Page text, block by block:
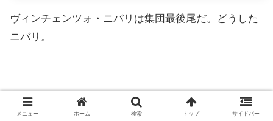
ヴィンチェンツォ・ニバリは集団最後尾だ。どうした
ニバリ。
メニュー ホーム 検索 トップ サイドバー